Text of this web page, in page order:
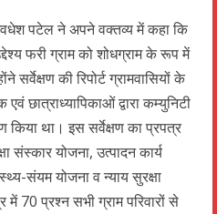
पटेल ने अपने वक्तव्य में कहा कि
फरी ग्राम को शोधग्राम के रूप में
की रिपोर्ट ग्रामवासियों के
छात्राध्यापिकाओं द्वारा कम्युनिटी
किया था। इस सर्वेक्षण का प्रपत्र
संस्कार योजना, उत्पादन कार्य
संयम योजना व न्याय सुरक्षा
70 प्रश्न सभी ग्राम परिवारों से